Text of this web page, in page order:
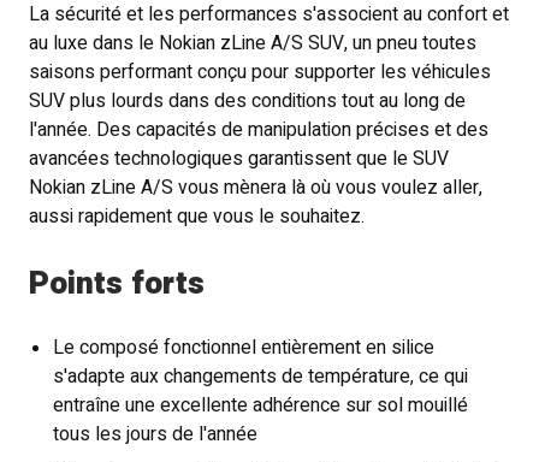
La sécurité et les performances s'associent au confort et
au luxe dans le Nokian zLine A/S SUV, un pneu toutes
saisons performant conçu pour supporter les véhicules
SUV plus lourds dans des conditions tout au long de
l'année. Des capacités de manipulation précises et des
avancées technologiques garantissent que le SUV
Nokian zLine A/S vous mènera là où vous voulez aller,
aussi rapidement que vous le souhaitez.
Points forts
Le composé fonctionnel entièrement en silice
s'adapte aux changements de température, ce qui
entraîne une excellente adhérence sur sol mouillé
tous les jours de l'année